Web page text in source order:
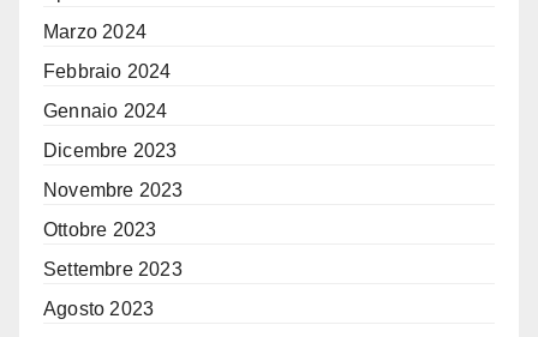
Marzo 2024
Febbraio 2024
Gennaio 2024
Dicembre 2023
Novembre 2023
Ottobre 2023
Settembre 2023
Agosto 2023